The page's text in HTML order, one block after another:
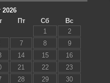
2026
Пт Сб
Вс
1
2
7 8
9
14 15
16
21 22
23
28 29 30